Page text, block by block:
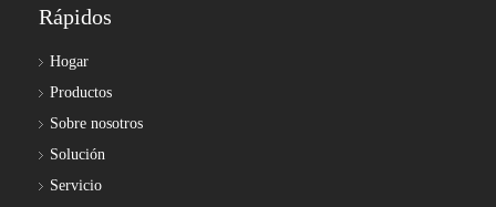
Rápidos
Hogar
Productos
Sobre nosotros
Solución
Servicio